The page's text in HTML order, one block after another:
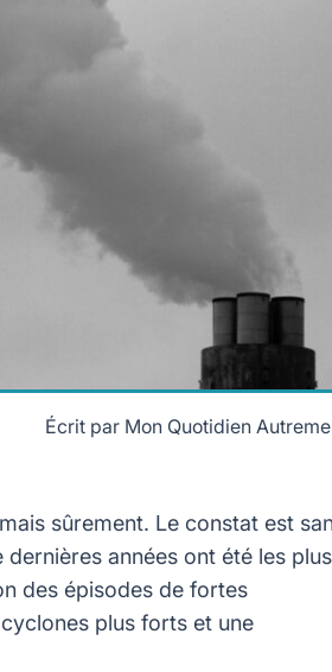
Écrit par Mon Quotidien
sûrement. Le constat est
années ont été les plus
des épisodes de fortes
plus forts et une